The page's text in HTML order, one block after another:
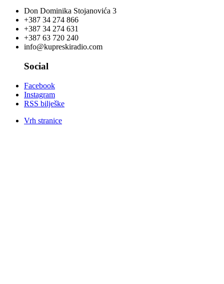
Don Dominika Stojanovića 3
+387 34 274 866
+387 34 274 631
+387 63 720 240
info@kupreskiradio.com
Social
Facebook
Instagram
RSS bilješke
Vrh stranice